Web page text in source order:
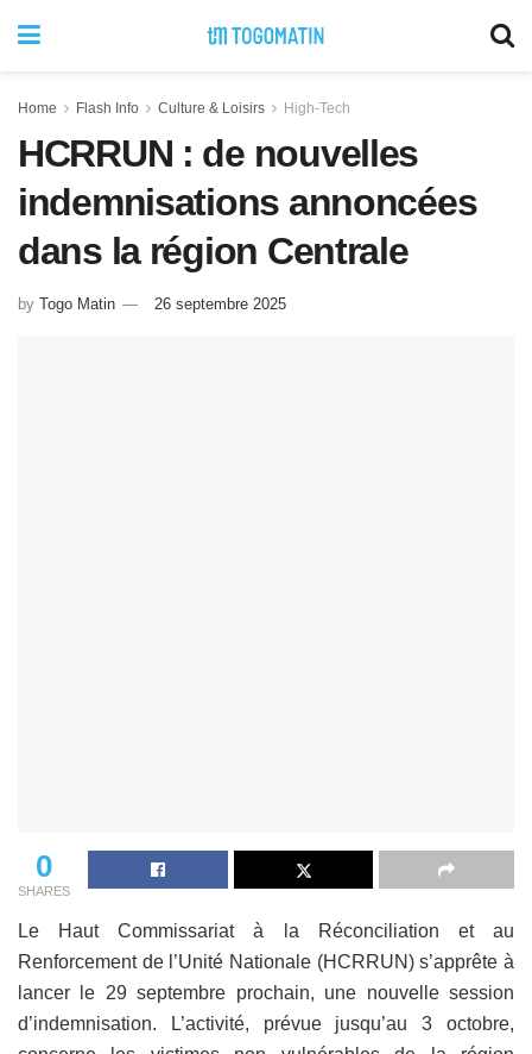
Home Flash Info Culture & Loisirs High-Tech
HCRRUN : de nouvelles
indemnisations annoncées
dans la région Centrale
by Togo Matin 26 septembre 2025
0
SHARES
Le Haut Commissariat à la Réconciliation et au
Renforcement de l’Unité Nationale (HCRRUN) s’apprête à
lancer le 29 septembre prochain, une nouvelle session
d’indemnisation. L’activité, prévue jusqu’au 3 octobre,